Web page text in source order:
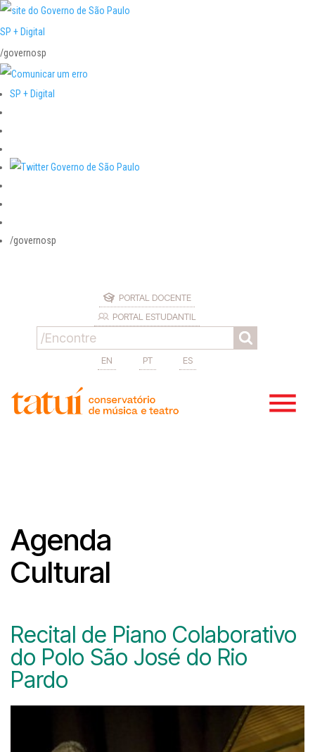
SP + Digital
/governosp
SP + Digital
/governosp
PORTAL DOCENTE
PORTAL ESTUDANTIL
EN PT ES
Agenda
Cultural
Recital de Piano Colaborativo
do Polo São José do Rio
Pardo